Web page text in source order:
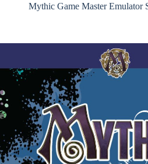
Mythic Game Master Emulator